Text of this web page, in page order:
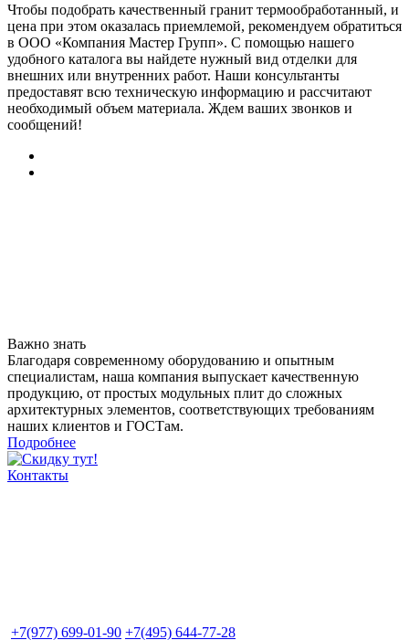
Чтобы подобрать качественный гранит термообработанный, и
цена при этом оказалась приемлемой, рекомендуем обратиться
в ООО «Компания Мастер Групп». С помощью нашего
удобного каталога вы найдете нужный вид отделки для
внешних или внутренних работ. Наши консультанты
предоставят всю техническую информацию и рассчитают
необходимый объем материала. Ждем ваших звонков и
сообщений!
Важно знать
Благодаря современному оборудованию и опытным
специалистам, наша компания выпускает качественную
продукцию, от простых модульных плит до сложных
архитектурных элементов, соответствующих требованиям
наших клиентов и ГОСТам.
Подробнее
Контакты
+7(977) 699-01-90 +7(495) 644-77-28